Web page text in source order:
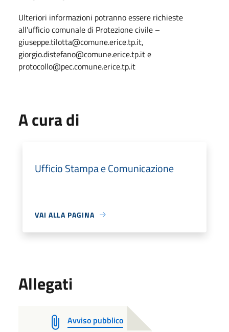
Ulteriori informazioni potranno essere richieste
all'ufficio comunale di Protezione civile –
giuseppe.tilotta@comune.erice.tp.it,
giorgio.distefano@comune.erice.tp.it e
protocollo@pec.comune.erice.tp.it
A cura di
Ufficio Stampa e Comunicazione
VAI ALLA PAGINA
Allegati
Avviso pubblico